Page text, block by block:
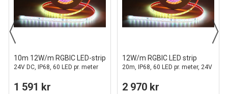
10m 12W/m RGBIC LED-strip
24V DC, IP68, 60 LED pr. meter
1 591 kr
12W/m RGBIC LED strip
20m, IP68, 60 LED pr. meter, 24V
2 970 kr